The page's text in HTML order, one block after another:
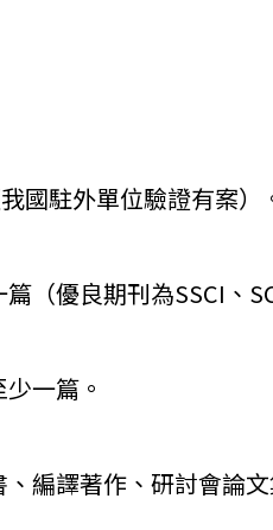
國駐外單位驗證有案）
（優良期刊為SSCI、
一篇。
編譯著作、 研討會論